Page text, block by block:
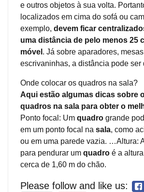
e outros objetos à sua volta.
localizados em cima do sofá ou
exemplo, devem ficar
uma distância de pelo menos 25
móvel . Já sobre aparadores,
escrivaninhas, a distância pode ser
Onde colocar os quadros na sala?
Aqui estão algumas dicas sobre
quadros na sala para obter o
Ponto focal: Um quadro grande
em um ponto focal na sala, como
ou em uma parede vazia. …Altura:
para pendurar um quadro é a
cerca de 1,60 m do chão.
Please follow and like us: